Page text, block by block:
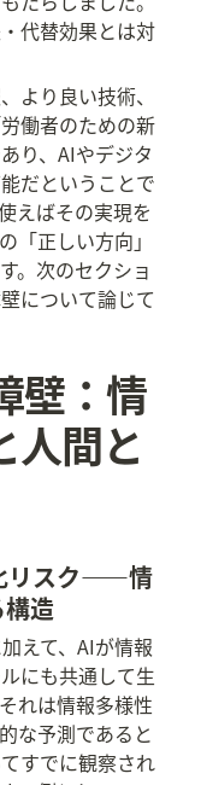
代替効果とは対
より良い技術、
働者のための新
り、AIやデジタ
だということで
えばその実現を
「正しい方向」
。次のセクショ
について論じて
壁：情
人間と
リスク——情
造
えて、AIが情報
にも共通して生
れは情報多様性
な予測であると
すでに観察され